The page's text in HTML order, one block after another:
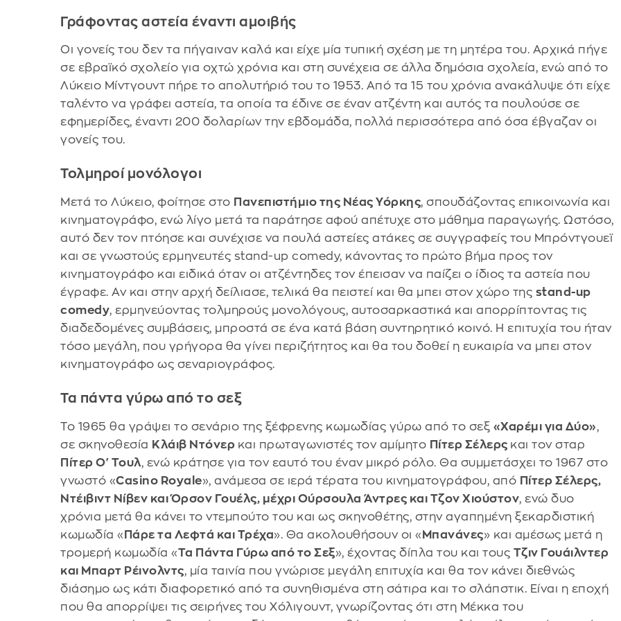
Γράφοντας αστεία έναντι αμοιβής
Οι γονείς του δεν τα πήγαιναν καλά και είχε μία τυπική σχέση με τη μητέρα του. Αρχικά πήγε
σε εβραϊκό σχολείο για οχτώ χρόνια και στη συνέχεια σε άλλα δημόσια σχολεία, ενώ από το
Λύκειο Μίντγουντ πήρε το απολυτήριό του το 1953. Από τα 15 του χρόνια ανακάλυψε ότι είχε
ταλέντο να γράφει αστεία, τα οποία τα έδινε σε έναν ατζέντη και αυτός τα πουλούσε σε
εφημερίδες, έναντι 200 δολαρίων την εβδομάδα, πολλά περισσότερα από όσα έβγαζαν οι
γονείς του.
Τολμηροί μονόλογοι
Μετά το Λύκειο, φοίτησε στο Πανεπιστήμιο της Νέας Υόρκης, σπουδάζοντας επικοινωνία και
κινηματογράφο, ενώ λίγο μετά τα παράτησε αφού απέτυχε στο μάθημα παραγωγής. Ωστόσο,
αυτό δεν τον πτόησε και συνέχισε να πουλά αστείες ατάκες σε συγγραφείς του Μπρόντγουεϊ
και σε γνωστούς ερμηνευτές stand-up comedy, κάνοντας το πρώτο βήμα προς τον
κινηματογράφο και ειδικά όταν οι ατζέντηδες τον έπεισαν να παίζει ο ίδιος τα αστεία που
έγραφε. Αν και στην αρχή δείλιασε, τελικά θα πειστεί και θα μπει στον χώρο της stand-up
comedy, ερμηνεύοντας τολμηρούς μονολόγους, αυτοσαρκαστικά και απορρίπτοντας τις
διαδεδομένες συμβάσεις, μπροστά σε ένα κατά βάση συντηρητικό κοινό. Η επιτυχία του ήταν
τόσο μεγάλη, που γρήγορα θα γίνει περιζήτητος και θα του δοθεί η ευκαιρία να μπει στον
κινηματογράφο ως σεναριογράφος.
Τα πάντα γύρω από το σεξ
Το 1965 θα γράψει το σενάριο της ξέφρενης κωμωδίας γύρω από το σεξ «Χαρέμι για Δύο»,
σε σκηνοθεσία Κλάιβ Ντόνερ και πρωταγωνιστές τον αμίμητο Πίτερ Σέλερς και τον σταρ
Πίτερ Ο' Τουλ, ενώ κράτησε για τον εαυτό του έναν μικρό ρόλο. Θα συμμετάσχει το 1967 στο
γνωστό «Casino Royale», ανάμεσα σε ιερά τέρατα του κινηματογράφου, από Πίτερ Σέλερς,
Ντέιβιντ Νίβεν και Όρσον Γουέλς, μέχρι Ούρσουλα Άντρες και Τζον Χιούστον, ενώ δυο
χρόνια μετά θα κάνει το ντεμπούτο του και ως σκηνοθέτης, στην αγαπημένη ξεκαρδιστική
κωμωδία « Πάρε τα Λεφτά και Τρέχα». Θα ακολουθήσουν οι « Μπανάνες» και αμέσως μετά η
τρομερή κωμωδία «Τα Πάντα Γύρω από το Σεξ», έχοντας δίπλα του και τους Τζιν Γουάιλντερ
και Μπαρτ Ρέινολντς, μία ταινία που γνώρισε μεγάλη επιτυχία και θα τον κάνει διεθνώς
διάσημο ως κάτι διαφορετικό από τα συνηθισμένα στη σάτιρα και το σλάπστικ. Είναι η εποχή
που θα απορρίψει τις σειρήνες του Χόλιγουντ, γνωρίζοντας ότι στη Μέκκα του